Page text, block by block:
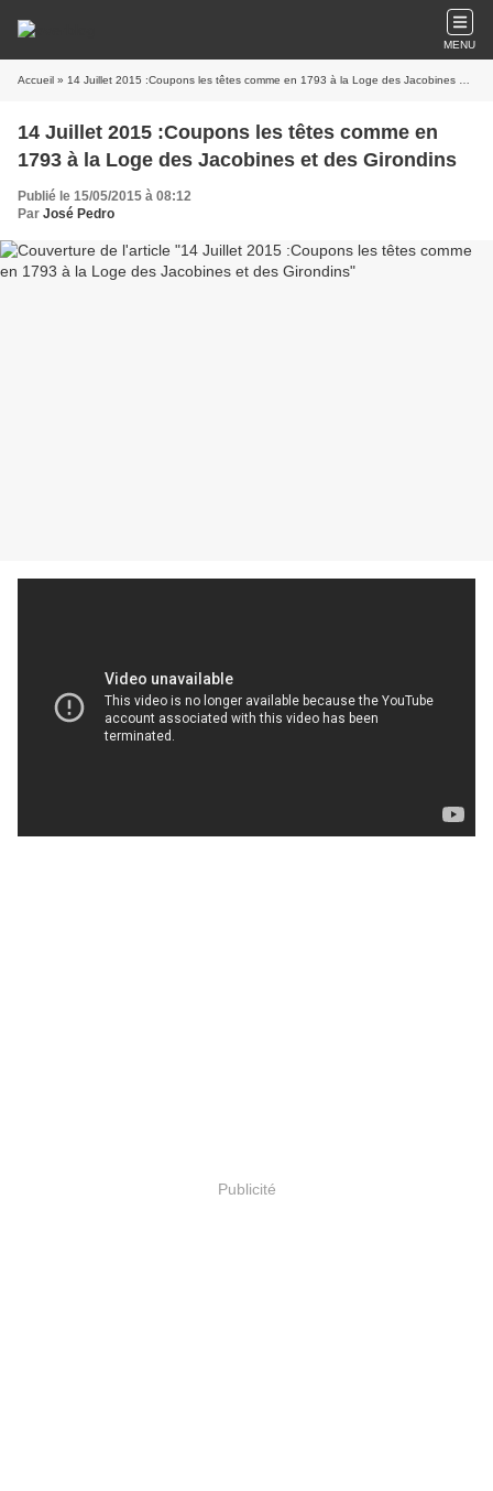
MENU
Accueil » 14 Juillet 2015 :Coupons les têtes comme en 1793 à la Loge des Jacobines et des Girondins
14 Juillet 2015 :Coupons les têtes comme en
1793 à la Loge des Jacobines et des Girondins
Publié le 15/05/2015 à 08:12
Par José Pedro
Publicité